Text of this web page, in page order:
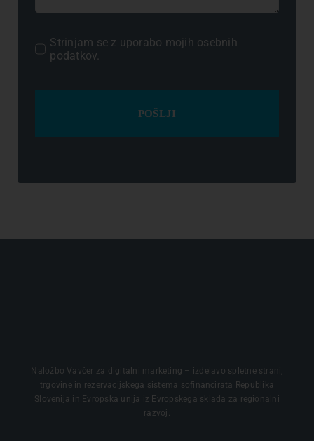
Strinjam se z uporabo mojih osebnih
podatkov.
POŠLJI
Naložbo Vavčer za digitalni marketing – izdelavo spletne strani,
trgovine in rezervacijskega sistema sofinancirata Republika
Slovenija in Evropska unija iz Evropskega sklada za regionalni
razvoj.